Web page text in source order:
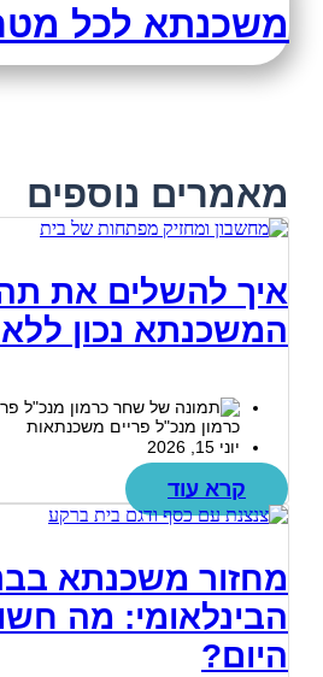
משכנתא לכל
מאמרים נוספים
איך להשלים את
המשכנתא נכון ללא
כרמון מנכ"ל פריים משכנתאות
יוני 15, 2026
קרא עוד
מחזור משכנתא
הבינלאומי: מה
היום?